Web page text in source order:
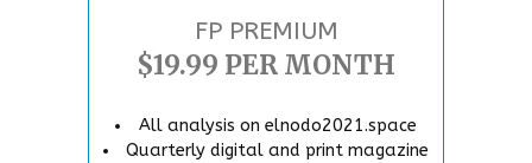
FP PREMIUM
$19.99 PER MONTH
All analysis on elnodo2021.space
Quarterly digital and print magazine